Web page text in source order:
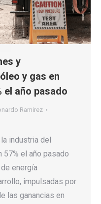
y
y gas en
el año pasado
Ramirez
industria del
57% el año pasado
energía
impulsadas por
las ganancias en